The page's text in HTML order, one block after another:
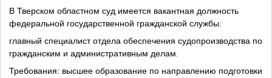
В Тверском областном суд имеется вакантная должность
федеральной государственной гражданской службы:
главный специалист отдела обеспечения судопроизводства по
гражданским и административным делам.
Требования: высшее образование по направлению подготовки